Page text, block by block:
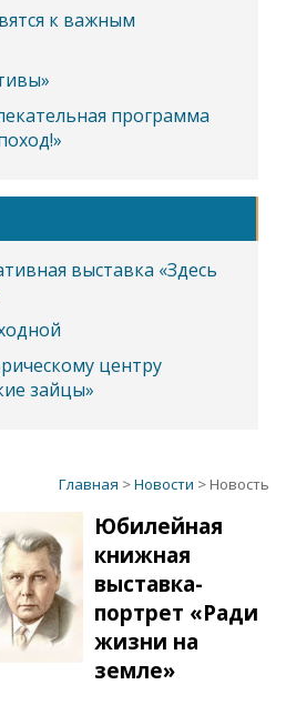
к важным
программа
выставка «Здесь
центру
зайцы»
Главная >Новости > Новость
Юбилейная
книжная
выставка-
портрет «Ради
жизни на
земле»